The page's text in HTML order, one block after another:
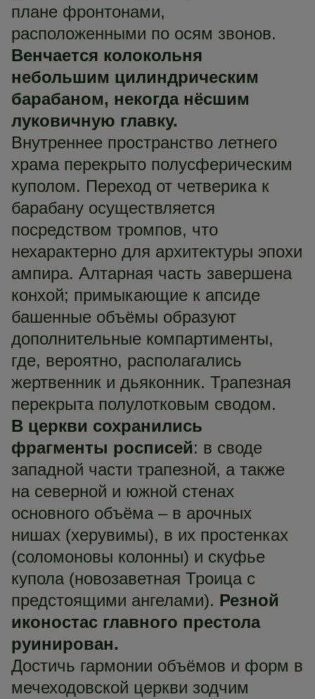
плане фронтонами,
расположенными по осям звонов.
Венчается колокольня
небольшим цилиндрическим
барабаном, некогда нёсшим
луковичную главку.
Внутреннее пространство летнего
храма перекрыто полусферическим
куполом. Переход от четверика к
барабану осуществляется
посредством тромпов, что
нехарактерно для архитектуры эпохи
ампира. Алтарная часть завершена
конхой; примыкающие к апсиде
башенные объёмы образуют
дополнительные компартименты,
где, вероятно, располагались
жертвенник и дьяконник. Трапезная
перекрыта полулотковым сводом.
В церкви сохранились
фрагменты росписей: в своде
западной части трапезной, а также
на северной и южной стенах
основного объёма – в арочных
нишах (херувимы), в их простенках
(соломоновы колонны) и скуфье
купола (новозаветная Троица с
предстоящими ангелами). Резной
иконостас главного престола
руинирован.
Достичь гармонии объёмов и форм в
мечеходовской церкви зодчим